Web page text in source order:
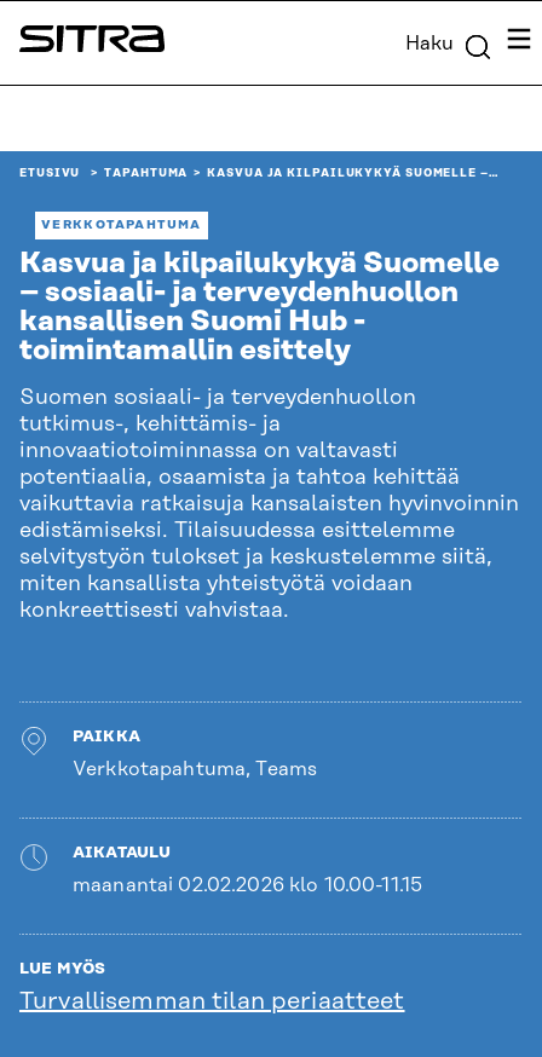
Siirry
suoraan
Sitra Haku
ETUSIVU TAPAHTUMA KASVUA JA KILPAILUKYKYÄ SUOMELLE –…
VERKKOTAPAHTUMA
Kasvua ja kilpailukykyä Suomelle
– sosiaali- ja terveydenhuollon
kansallisen Suomi Hub -
toimintamallin esittely
Suomen sosiaali- ja terveydenhuollon
tutkimus-, kehittämis- ja
innovaatiotoiminnassa on valtavasti
potentiaalia, osaamista ja tahtoa kehittää
vaikuttavia ratkaisuja kansalaisten hyvinvoinnin
edistämiseksi. Tilaisuudessa esittelemme
selvitystyön tulokset ja keskustelemme siitä,
miten kansallista yhteistyötä voidaan
konkreettisesti vahvistaa.
PAIKKA
Verkkotapahtuma, Teams
AIKATAULU
maanantai 02.02.2026 klo 10.00-11.15
LUE MYÖS
Turvallisemman tilan periaatteet